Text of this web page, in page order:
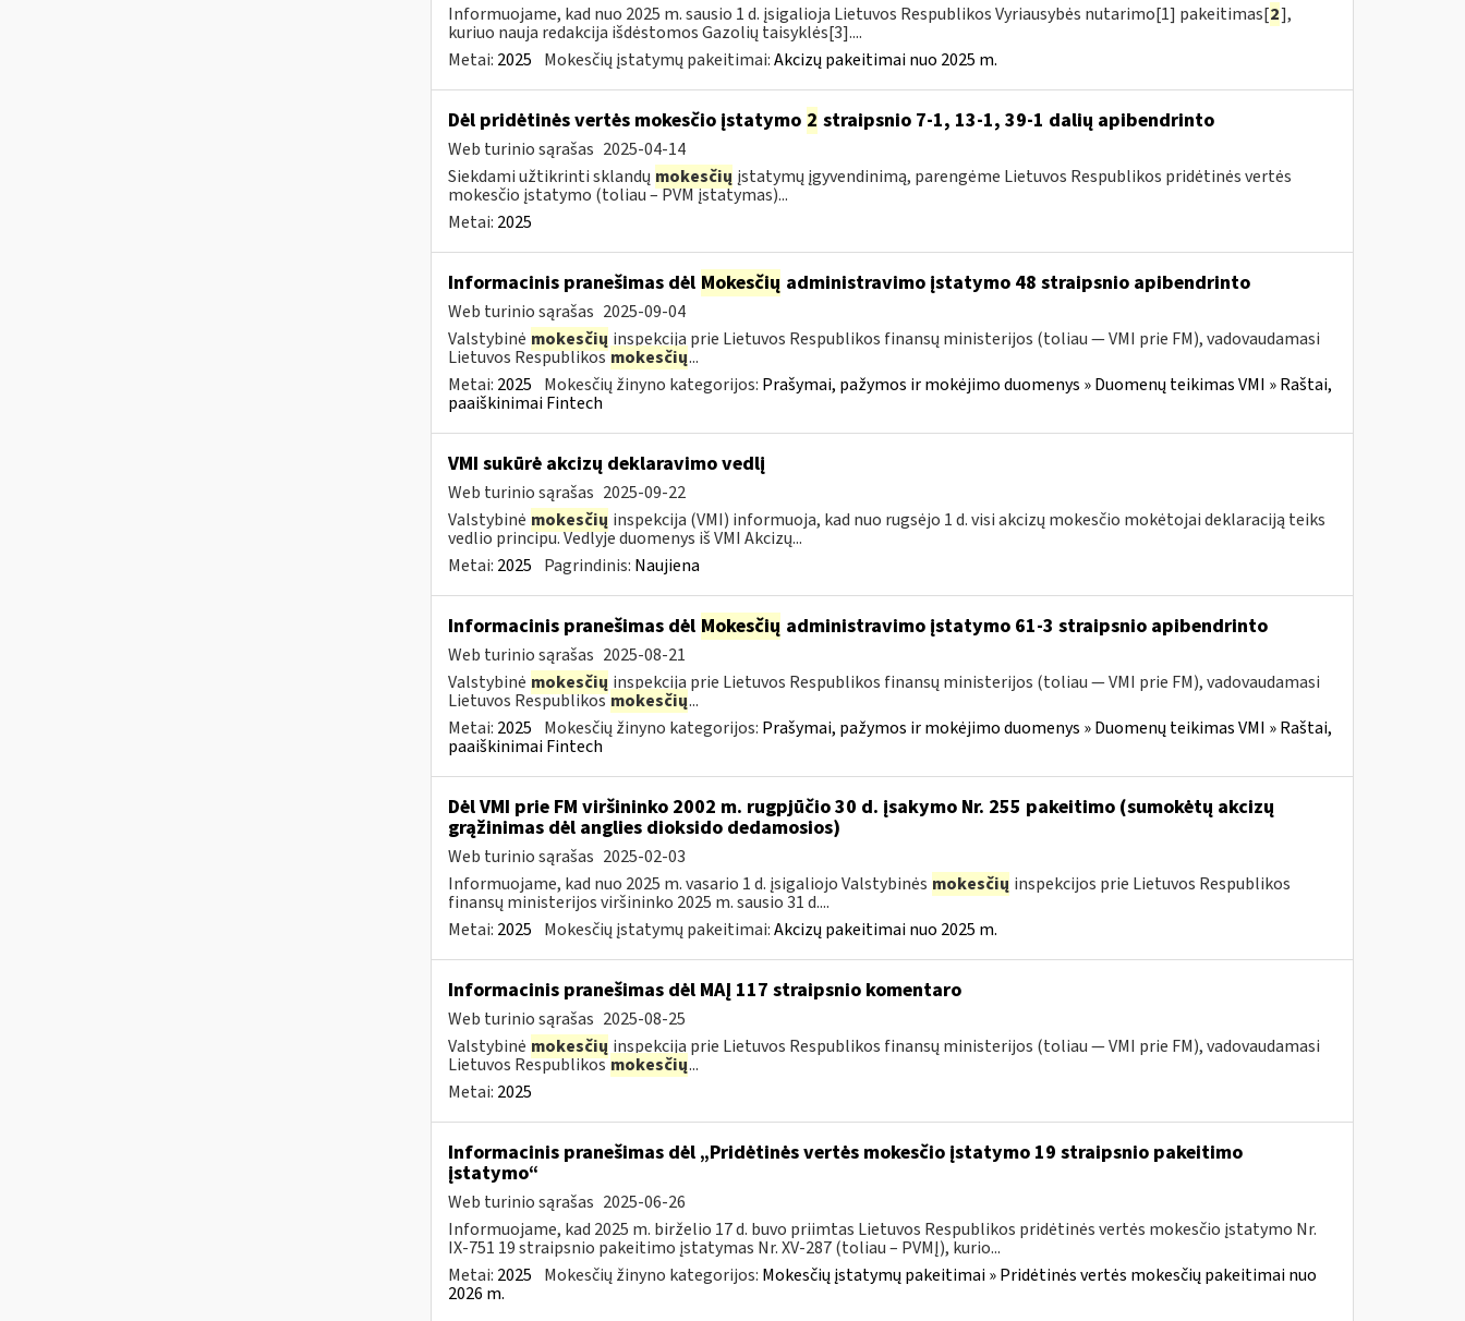
Informuojame, kad nuo 2025 m. sausio 1 d. įsigalioja Lietuvos Respublikos Vyriausybės nutarimo[1] pakeitimas[2],
kuriuo nauja redakcija išdėstomos Gazolių taisyklės[3]....
Metai: 2025 Mokesčių įstatymų pakeitimai:Akcizų pakeitimai nuo 2025 m.
Dėl pridėtinės vertės mokesčio įstatymo 2 straipsnio 7-1, 13-1, 39-1 dalių apibendrinto
Web turinio sąrašas 2025-04-14
Siekdami užtikrinti sklandų mokesčių įstatymų įgyvendinimą, parengėme Lietuvos Respublikos pridėtinės vertės
mokesčio įstatymo (toliau – PVM įstatymas)...
Metai: 2025
Informacinis pranešimas dėl Mokesčių administravimo įstatymo 48 straipsnio apibendrinto
Web turinio sąrašas 2025-09-04
Valstybinė mokesčių inspekcija prie Lietuvos Respublikos finansų ministerijos (toliau — VMI prie FM), vadovaudamasi
Lietuvos Respublikosmokesčių...
Metai: 2025 Mokesčių žinyno kategorijos: Prašymai, pažymos ir mokėjimo duomenys » Duomenų teikimas VMI » Raštai,
paaiškinimai Fintech
VMI sukūrė akcizų deklaravimo vedlį
Web turinio sąrašas 2025-09-22
Valstybinė mokesčių inspekcija (VMI) informuoja, kad nuo rugsėjo 1 d. visi akcizų mokesčio mokėtojai deklaraciją teiks
vedlio principu. Vedlyje duomenys iš VMI Akcizų...
Metai: 2025 Pagrindinis: Naujiena
Informacinis pranešimas dėl Mokesčių administravimo įstatymo 61-3 straipsnio apibendrinto
Web turinio sąrašas 2025-08-21
Valstybinė mokesčių inspekcija prie Lietuvos Respublikos finansų ministerijos (toliau — VMI prie FM), vadovaudamasi
Lietuvos Respublikosmokesčių...
Metai: 2025 Mokesčių žinyno kategorijos: Prašymai, pažymos ir mokėjimo duomenys » Duomenų teikimas VMI » Raštai,
paaiškinimai Fintech
Dėl VMI prie FM viršininko 2002 m. rugpjūčio 30 d. įsakymo Nr. 255 pakeitimo (sumokėtų akcizų
grąžinimas dėl anglies dioksido dedamosios)
Web turinio sąrašas 2025-02-03
Informuojame, kad nuo 2025 m. vasario 1 d. įsigaliojo Valstybinės mokesčių inspekcijos prie Lietuvos Respublikos
finansų ministerijos viršininko 2025 m. sausio 31 d....
Metai: 2025 Mokesčių įstatymų pakeitimai:Akcizų pakeitimai nuo 2025 m.
Informacinis pranešimas dėl MAĮ 117 straipsnio komentaro
Web turinio sąrašas 2025-08-25
Valstybinė mokesčių inspekcija prie Lietuvos Respublikos finansų ministerijos (toliau — VMI prie FM), vadovaudamasi
Lietuvos Respublikosmokesčių...
Metai: 2025
Informacinis pranešimas dėl „Pridėtinės vertės mokesčio įstatymo 19 straipsnio pakeitimo
įstatymo“
Web turinio sąrašas 2025-06-26
Informuojame, kad 2025 m. birželio 17 d. buvo priimtas Lietuvos Respublikos pridėtinės vertės mokesčio įstatymo Nr.
IX-751 19 straipsnio pakeitimo įstatymas Nr. XV-287 (toliau – PVMĮ), kurio...
Metai: 2025 Mokesčių žinyno kategorijos: Mokesčių įstatymų pakeitimai » Pridėtinės vertės mokesčių pakeitimai nuo
2026 m.